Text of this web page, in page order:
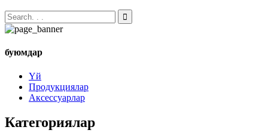
буюмдар
Үй
Продукциялар
Аксессуарлар
Категориялар